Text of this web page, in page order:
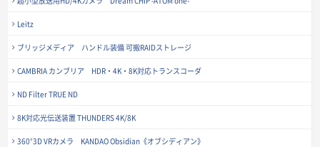
Leitz
ブリッジメディア ハンドル装備 可搬RAIDストレージ
CAMBRIA カンブリア HDR・4K・8K対応トランスコーダ
ND Filter TRUE ND
8K対応光伝送装置 THUNDERS 4K/8K
360°3D VRカメラ KANDAO Obsidian《オブシディアン》